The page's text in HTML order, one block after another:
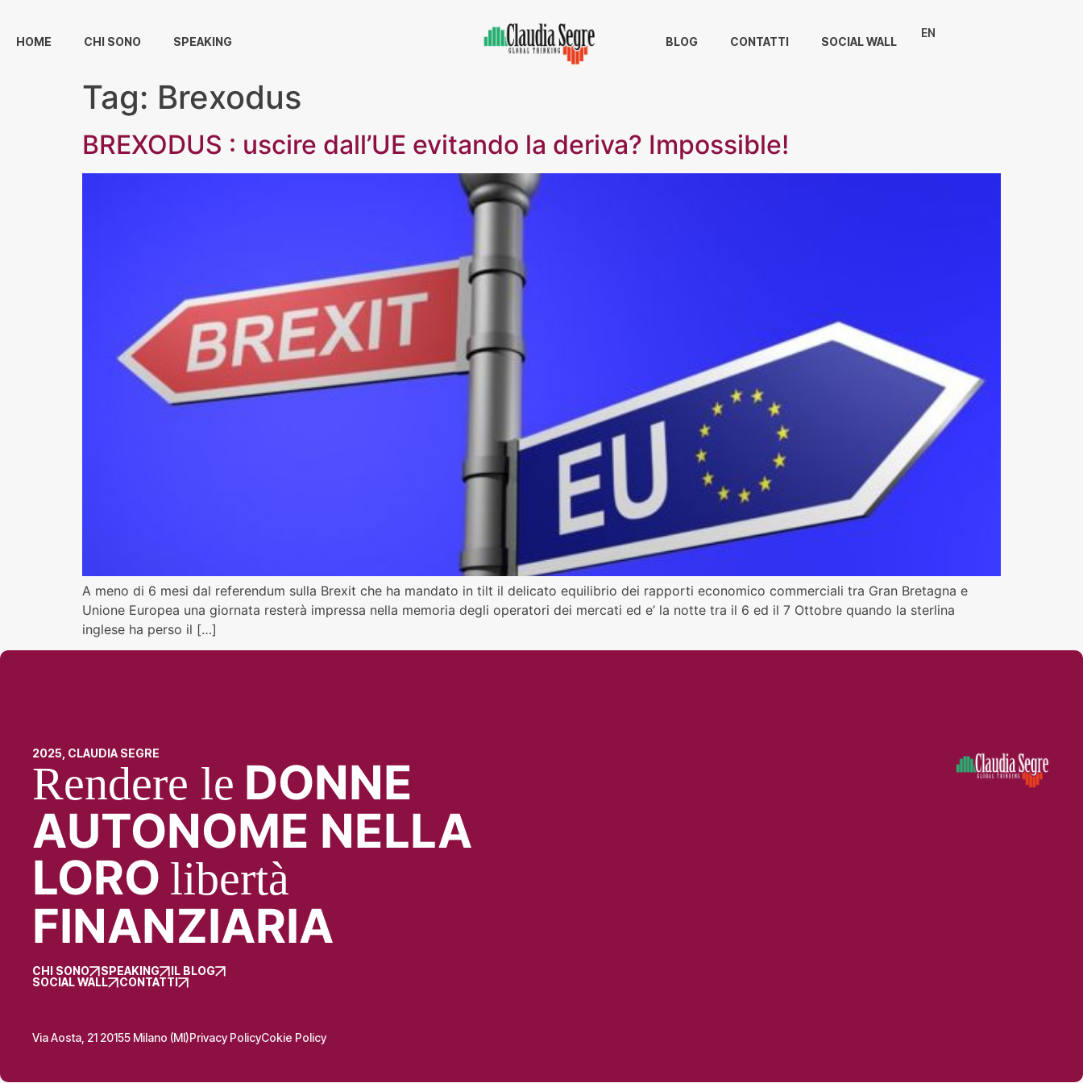
HOME CHI SONO SPEAKING BLOG CONTATTI SOCIAL WALL
EN
Tag: Brexodus
BREXODUS : uscire dall’UE evitando la deriva? Impossible!
A meno di 6 mesi dal referendum sulla Brexit che ha mandato in tilt il delicato equilibrio dei rapporti economico commerciali tra Gran Bretagna e
Unione Europea una giornata resterà impressa nella memoria degli operatori dei mercati ed e’ la notte tra il 6 ed il 7 Ottobre quando la sterlina
inglese ha perso il […]
2025, CLAUDIA SEGRE
Rendere le DONNE
AUTONOME NELLA
LORO libertà
FINANZIARIA
CHI SONO SPEAKING
IL BLOG
SOCIAL WALL
CONTATTI
Via Aosta, 21 20155 Milano (MI)Privacy PolicyCokie Policy